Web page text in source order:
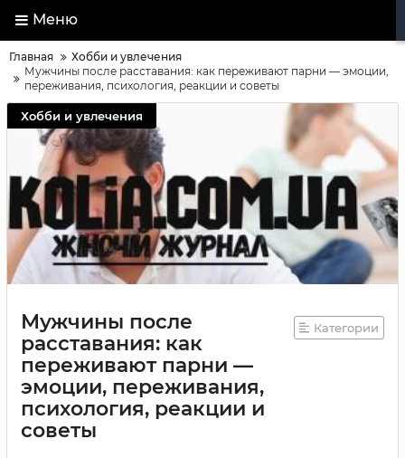
Меню
Главная
Хобби и увлечения
Мужчины после расставания: как переживают парни — эмоции,
переживания, психология, реакции и советы
Хобби и увлечения
Мужчины после
расставания: как
переживают парни —
эмоции, переживания,
психология, реакции и
советы
Категории